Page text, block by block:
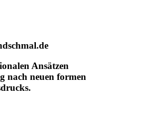
Ansätzen
nach neuen formen